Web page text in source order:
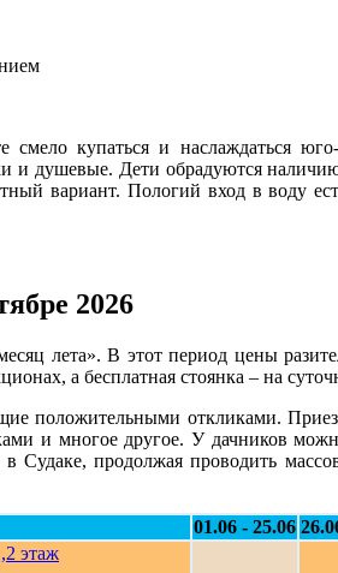
купаться и наслаждаться
и душевые. Дети обрадуются
вариант. Пологий вход в воду
2026
лета». В этот период цены
а бесплатная стоянка – на
положительными откликами.
и многое другое. У дачников
продолжая проводить
01.06 - 25.06
этаж